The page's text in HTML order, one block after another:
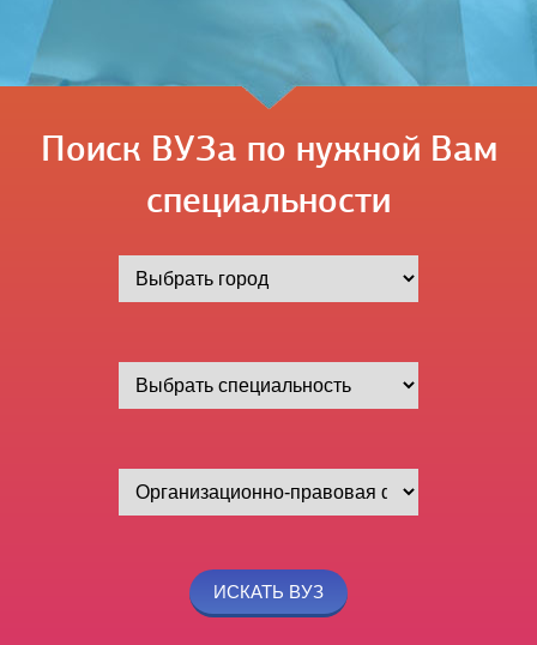
Поиск ВУЗа по нужной Вам
специальности